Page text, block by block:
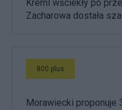
Kreml wściekły po
Zacharowa dostała
800 plus
Morawiecki proponuje